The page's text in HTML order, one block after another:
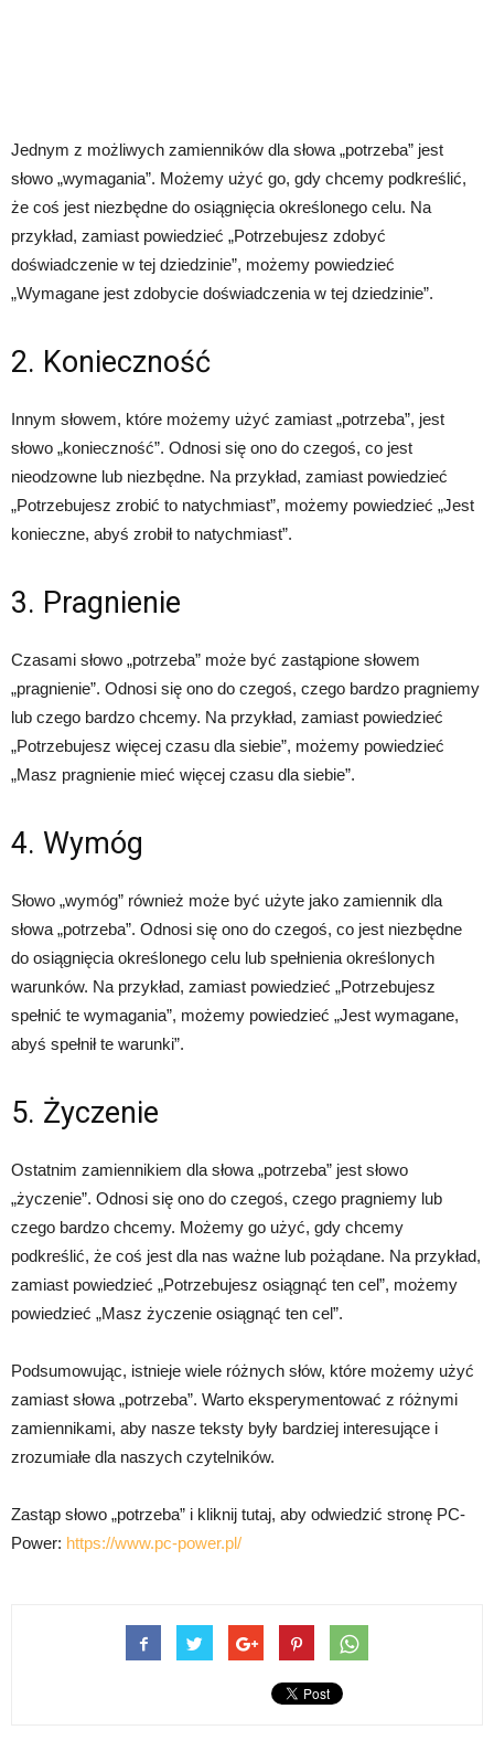
Jednym z możliwych zamienników dla słowa „potrzeba” jest
słowo „wymagania”. Możemy użyć go, gdy chcemy podkreślić,
że coś jest niezbędne do osiągnięcia określonego celu. Na
przykład, zamiast powiedzieć „Potrzebujesz zdobyć
doświadczenie w tej dziedzinie”, możemy powiedzieć
„Wymagane jest zdobycie doświadczenia w tej dziedzinie”.
2. Konieczność
Innym słowem, które możemy użyć zamiast „potrzeba”, jest
słowo „konieczność”. Odnosi się ono do czegoś, co jest
nieodzowne lub niezbędne. Na przykład, zamiast powiedzieć
„Potrzebujesz zrobić to natychmiast”, możemy powiedzieć „Jest
konieczne, abyś zrobił to natychmiast”.
3. Pragnienie
Czasami słowo „potrzeba” może być zastąpione słowem
„pragnienie”. Odnosi się ono do czegoś, czego bardzo pragniemy
lub czego bardzo chcemy. Na przykład, zamiast powiedzieć
„Potrzebujesz więcej czasu dla siebie”, możemy powiedzieć
„Masz pragnienie mieć więcej czasu dla siebie”.
4. Wymóg
Słowo „wymóg” również może być użyte jako zamiennik dla
słowa „potrzeba”. Odnosi się ono do czegoś, co jest niezbędne
do osiągnięcia określonego celu lub spełnienia określonych
warunków. Na przykład, zamiast powiedzieć „Potrzebujesz
spełnić te wymagania”, możemy powiedzieć „Jest wymagane,
abyś spełnił te warunki”.
5. Życzenie
Ostatnim zamiennikiem dla słowa „potrzeba” jest słowo
„życzenie”. Odnosi się ono do czegoś, czego pragniemy lub
czego bardzo chcemy. Możemy go użyć, gdy chcemy
podkreślić, że coś jest dla nas ważne lub pożądane. Na przykład,
zamiast powiedzieć „Potrzebujesz osiągnąć ten cel”, możemy
powiedzieć „Masz życzenie osiągnąć ten cel”.
Podsumowując, istnieje wiele różnych słów, które możemy użyć
zamiast słowa „potrzeba”. Warto eksperymentować z różnymi
zamiennikami, aby nasze teksty były bardziej interesujące i
zrozumiałe dla naszych czytelników.
Zastąp słowo „potrzeba” i kliknij tutaj, aby odwiedzić stronę PC-
Power: https://www.pc-power.pl/